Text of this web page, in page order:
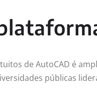
de AutoCAD é
públicas